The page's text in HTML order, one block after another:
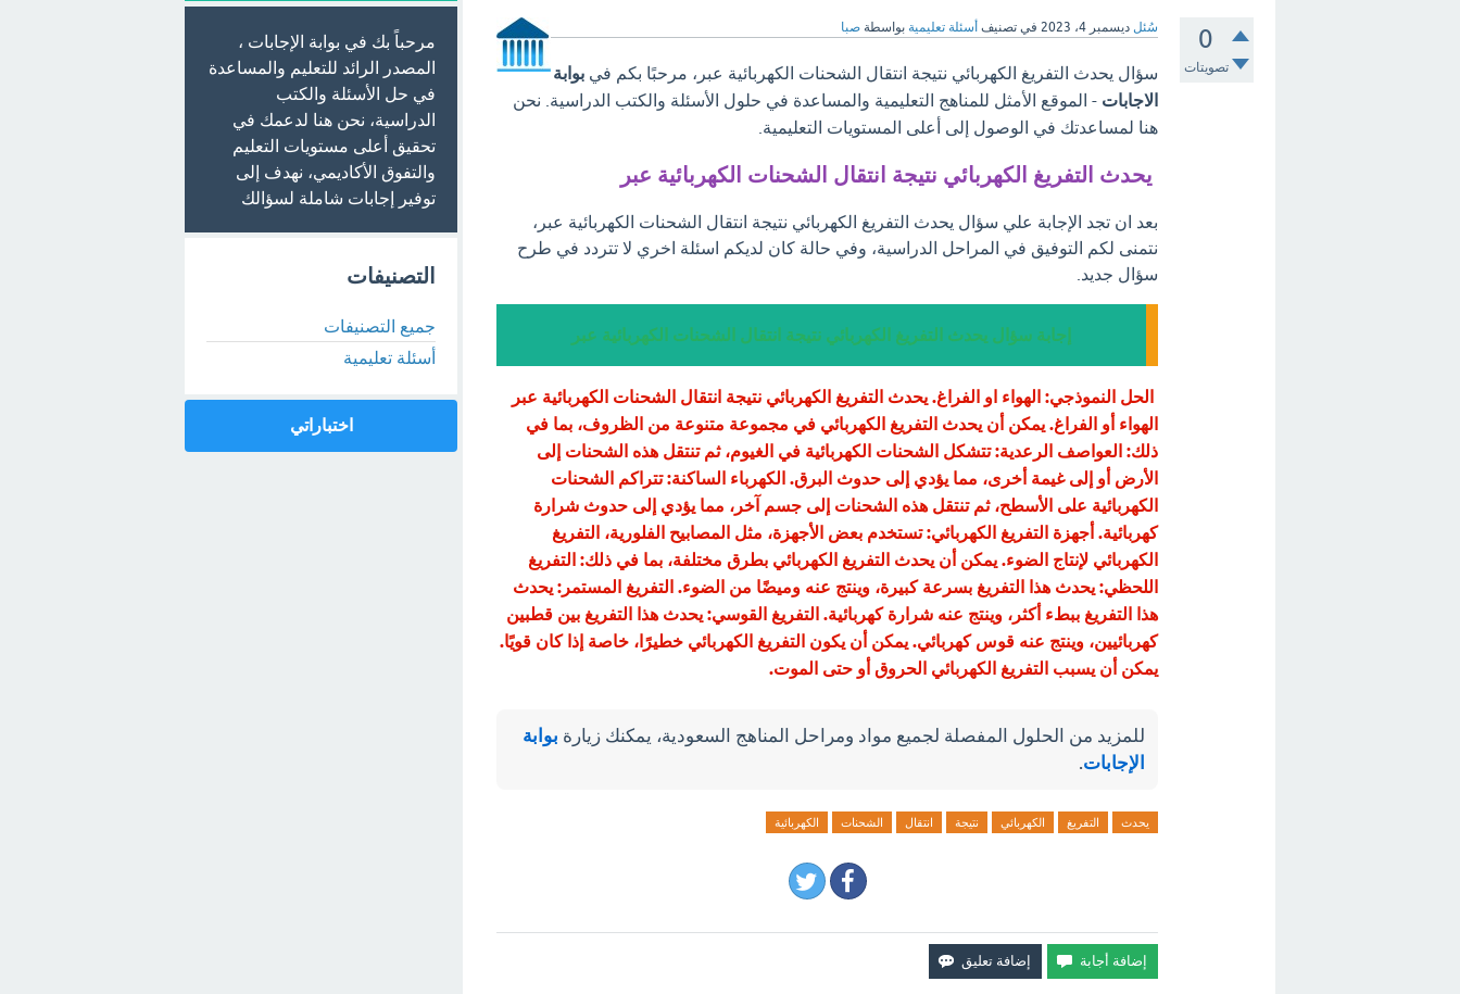
0
تصويتات
سُئل ديسمبر 4، 2023 في تصنيف أسئلة تعليمية بواسطة صبا
سؤال يحدث التفريغ الكهربائي نتيجة انتقال الشحنات الكهربائية عبر، مرحبًا بكم في بوابة
الاجابات - الموقع الأمثل للمناهج التعليمية والمساعدة في حلول الأسئلة والكتب الدراسية. نحن
هنا لمساعدتك في الوصول إلى أعلى المستويات التعليمية.
يحدث التفريغ الكهربائي نتيجة انتقال الشحنات الكهربائية عبر
بعد ان تجد الإجابة علي سؤال يحدث التفريغ الكهربائي نتيجة انتقال الشحنات الكهربائية عبر،
نتمنى لكم التوفيق في المراحل الدراسية، وفي حالة كان لديكم اسئلة اخري لا تتردد في طرح
سؤال جديد.
إجابة سؤال يحدث التفريغ الكهربائي نتيجة انتقال الشحنات الكهربائية عبر
الحل النموذجي: الهواء او الفراغ. يحدث التفريغ الكهربائي نتيجة انتقال الشحنات الكهربائية عبر
الهواء أو الفراغ. يمكن أن يحدث التفريغ الكهربائي في مجموعة متنوعة من الظروف، بما في
ذلك: العواصف الرعدية: تتشكل الشحنات الكهربائية في الغيوم، ثم تنتقل هذه الشحنات إلى
الأرض أو إلى غيمة أخرى، مما يؤدي إلى حدوث البرق. الكهرباء الساكنة: تتراكم الشحنات
الكهربائية على الأسطح، ثم تنتقل هذه الشحنات إلى جسم آخر، مما يؤدي إلى حدوث شرارة
كهربائية. أجهزة التفريغ الكهربائي: تستخدم بعض الأجهزة، مثل المصابيح الفلورية، التفريغ
الكهربائي لإنتاج الضوء. يمكن أن يحدث التفريغ الكهربائي بطرق مختلفة، بما في ذلك: التفريغ
اللحظي: يحدث هذا التفريغ بسرعة كبيرة، وينتج عنه وميضًا من الضوء. التفريغ المستمر: يحدث
هذا التفريغ ببطء أكثر، وينتج عنه شرارة كهربائية. التفريغ القوسي: يحدث هذا التفريغ بين قطبين
كهربائيين، وينتج عنه قوس كهربائي. يمكن أن يكون التفريغ الكهربائي خطيرًا، خاصة إذا كان قويًا.
يمكن أن يسبب التفريغ الكهربائي الحروق أو حتى الموت.
للمزيد من الحلول المفصلة لجميع مواد ومراحل المناهج السعودية، يمكنك زيارة بوابة
الإجابات.
يحدث التفريغ الكهربائي نتيجة انتقال الشحنات الكهربائية
مرحباً بك في بوابة الإجابات ،
المصدر الرائد للتعليم والمساعدة
في حل الأسئلة والكتب
الدراسية، نحن هنا لدعمك في
تحقيق أعلى مستويات التعليم
والتفوق الأكاديمي، نهدف إلى
توفير إجابات شاملة لسؤالك
التصنيفات
جميع التصنيفات
أسئلة تعليمية
اختباراتي